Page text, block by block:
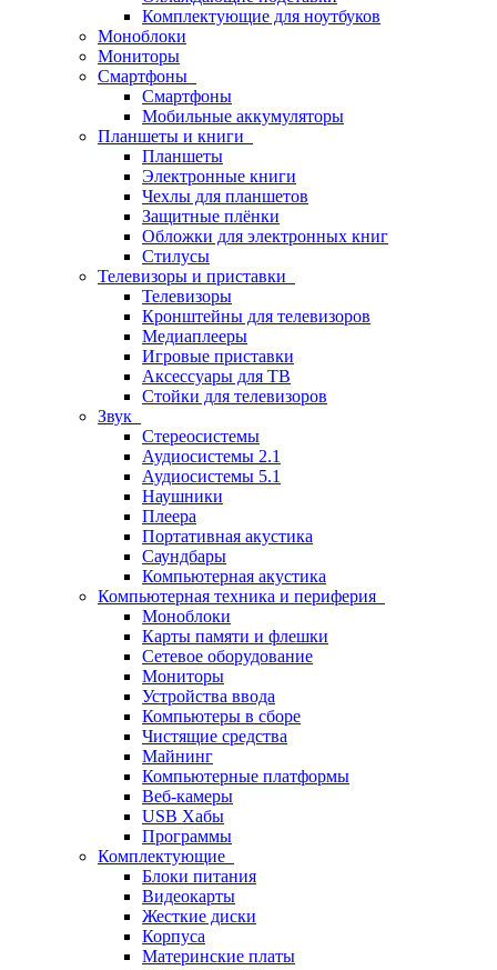
Комплектующие для ноутбуков
Моноблоки
Мониторы
Смартфоны
Смартфоны
Мобильные аккумуляторы
Планшеты и книги
Планшеты
Электронные книги
Чехлы для планшетов
Защитные плёнки
Обложки для электронных книг
Стилусы
Телевизоры и приставки
Телевизоры
Кронштейны для телевизоров
Медиаплееры
Игровые приставки
Аксессуары для ТВ
Стойки для телевизоров
Звук
Стереосистемы
Аудиосистемы 2.1
Аудиосистемы 5.1
Наушники
Плеера
Портативная акустика
Саундбары
Компьютерная акустика
Компьютерная техника и периферия
Моноблоки
Карты памяти и флешки
Сетевое оборудование
Мониторы
Устройства ввода
Компьютеры в сборе
Чистящие средства
Майнинг
Компьютерные платформы
Веб-камеры
USB Хабы
Программы
Комплектующие
Блоки питания
Видеокарты
Жесткие диски
Корпуса
Материнские платы